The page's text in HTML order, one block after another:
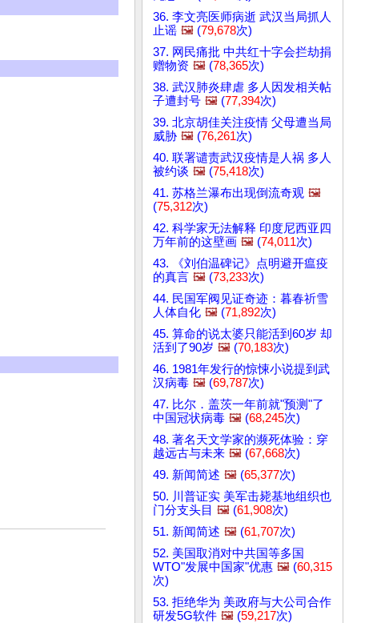
36. 李文亮医师病逝 武汉当局抓人
止谣 🖼️ (79,678次)
37. 网民痛批 中共红十字会拦劫捐
赠物资 🖼️ (78,365次)
38. 武汉肺炎肆虐 多人因发相关帖
子遭封号 🖼️ (77,394次)
39. 北京胡佳关注疫情 父母遭当局
威胁 🖼️ (76,261次)
40. 联署谴责武汉疫情是人祸 多人
被约谈 🖼️ (75,418次)
41. 苏格兰瀑布出现倒流奇观 🖼️
(75,312次)
42. 科学家无法解释 印度尼西亚四
万年前的这壁画 🖼️ (74,011次)
43. 《刘伯温碑记》点明避开瘟疫
的真言 🖼️ (73,233次)
44. 民国军阀见证奇迹：暮春祈雪
人体自化 🖼️ (71,892次)
45. 算命的说太婆只能活到60岁 却
活到了90岁 🖼️ (70,183次)
46. 1981年发行的惊悚小说提到武
汉病毒 🖼️ (69,787次)
47. 比尔．盖茨一年前就"预测"了
中国冠状病毒 🖼️ (68,245次)
48. 著名天文学家的濒死体验：穿
越远古与未来 🖼️ (67,668次)
49. 新闻简述 🖼️ (65,377次)
50. 川普证实 美军击毙基地组织也
门分支头目 🖼️ (61,908次)
51. 新闻简述 🖼️ (61,707次)
52. 美国取消对中共国等多国
WTO"发展中国家"优惠 🖼️ (60,315
次)
53. 拒绝华为 美政府与大公司合作
研发5G软件 🖼️ (59,217次)